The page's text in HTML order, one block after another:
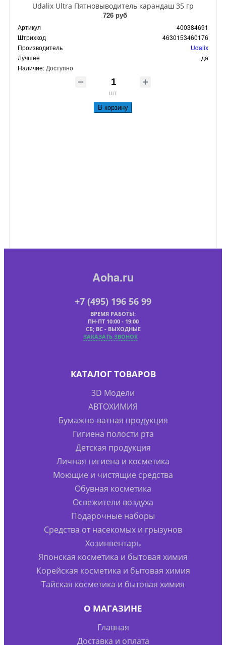
Udalix Ultra Пятновыводитель карандаш 35 гр
726 руб
Артикул
400384691
Штрихкод
4630153460176
Производитель
Udalix
Лучшее
да
Наличие: Доступно
шт
В корзину
Aoha.ru
+7 (495) 196 56 99
ВРЕМЯ РАБОТЫ:
ПН-ПТ 10:00 - 19:00
СБ; ВС - ВЫХОДНЫЕ
ЗАКАЗАТЬ ЗВОНОК
КАТАЛОГ ТОВАРОВ
3D Модели
АВТОХИМИЯ
Бумажно-ватная продукция
Гигиена полости рта
Детская продукция
Личная гигиена и косметика
Моющие и чистящие средства
Обувная косметика
Освежители воздуха
Подарочные наборы
Средства от насекомых и грызунов
Хозинвентарь
Японская косметика и бытовая химия
Корейская косметика и бытовая химия
Тайская косметика и бытовая химия
О МАГАЗИНЕ
Главная
Доставка и оплата